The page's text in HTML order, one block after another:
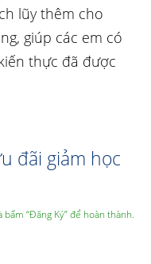
lũy thêm cho
giúp các em có
thực đã được
đãi giảm học
“Đăng Ký” để hoàn thành.